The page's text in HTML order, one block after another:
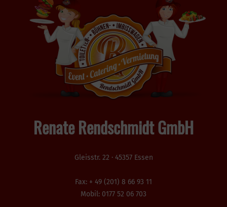
Renate Rendschmidt GmbH
Gleisstr. 22 · 45357 Essen
Fax: + 49 (201) 8 66 93 11
Mobil: 0177 52 06 703